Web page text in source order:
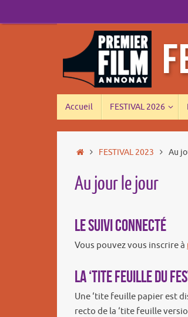
au
Accueil FESTIVAL 2026
Accueil
FESTIVAL 2023 Au
Au jour le jour
Le suivi connecté
Vous pouvez vous inscrire à
La ‘tite feuille du
Une ‘tite feuille papier est
recto de la ‘tite feuille